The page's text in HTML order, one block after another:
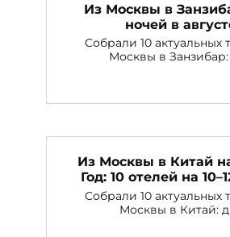
Из Москвы в
ночей в
Собрали 10 актуальных
Москвы в Занзибар:
Из Москвы в Китай
Год: 10 отелей на
Собрали 10 актуальных
Москвы в Китай: